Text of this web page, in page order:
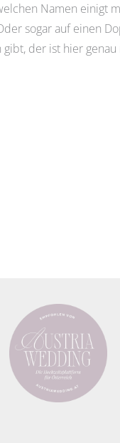
Namen einigt
sogar auf einen
der ist hier